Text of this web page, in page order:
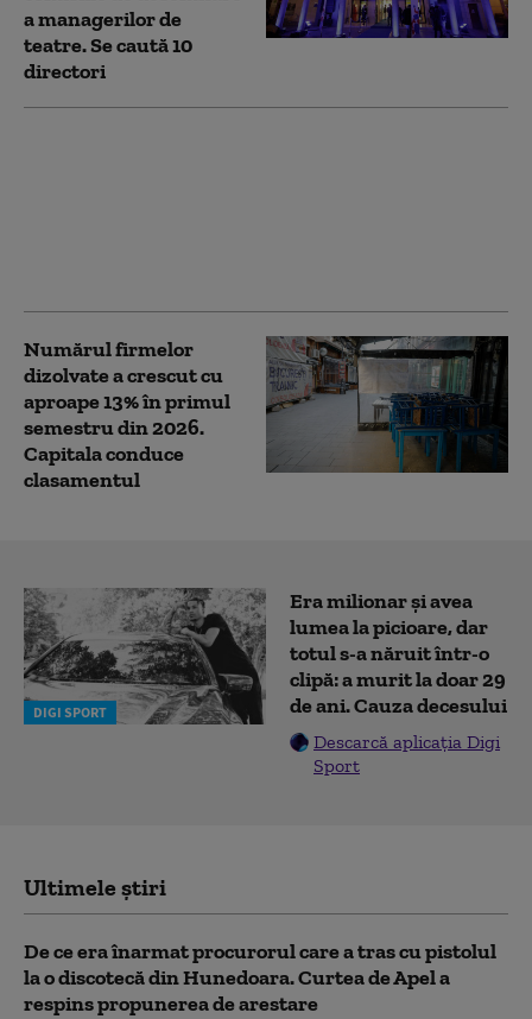
a managerilor de
teatre. Se caută 10
directori
Numărul firmelor
dizolvate a crescut cu
aproape 13% în primul
semestru din 2026.
Capitala conduce
clasamentul
DIGI SPORT
Era milionar și avea
lumea la picioare, dar
totul s-a năruit într-o
clipă: a murit la doar 29
de ani. Cauza decesului
Descarcă aplicația Digi
Sport
Ultimele știri
De ce era înarmat procurorul care a tras cu pistolul
la o discotecă din Hunedoara. Curtea de Apel a
respins propunerea de arestare